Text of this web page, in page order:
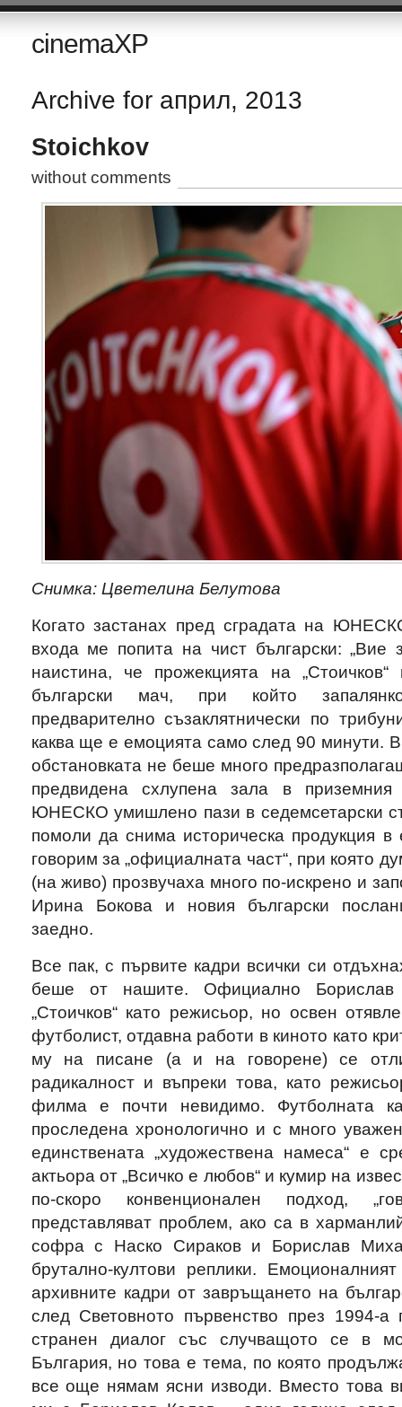
cinemaXP
Archive for април, 2013
Stoichkov
without comments
Снимка: Цветелина Белутова
Когато застанах пред сградата на
входа ме попита на чист български: „Вие
наистина, че прожекцията на
български мач, при който
предварително съзаклятнически по
каква ще е емоцията само след 90 минути.
обстановката не беше много
предвидена схлупена зала в
ЮНЕСКО умишлено пази в седемсетарски
помоли да снима историческа продукция в
говорим за „официалната част“, при която
(на живо) прозвучаха много по-искрено и
Ирина Бокова и новия български
заедно.
Все пак, с първите кадри всички си
беше от нашите. Официално
„Стоичков“ като режисьор, но освен
футболист, отдавна работи в киното като
му на писане (а и на говорене) се
радикалност и въпреки това, като
филма е почти невидимо. Футболната
проследена хронологично и с много
единствената „художествена намеса“ е
актьора от „Всичко е любов“ и кумир на
по-скоро конвенционален подход,
представляват проблем, ако са в
софра с Наско Сираков и Борислав
брутално-култови реплики.
архивните кадри от завръщането на
след Световното първенство през 1994-а
странен диалог със случващото се в
България, но това е тема, по която
все още нямам ясни изводи. Вместо това